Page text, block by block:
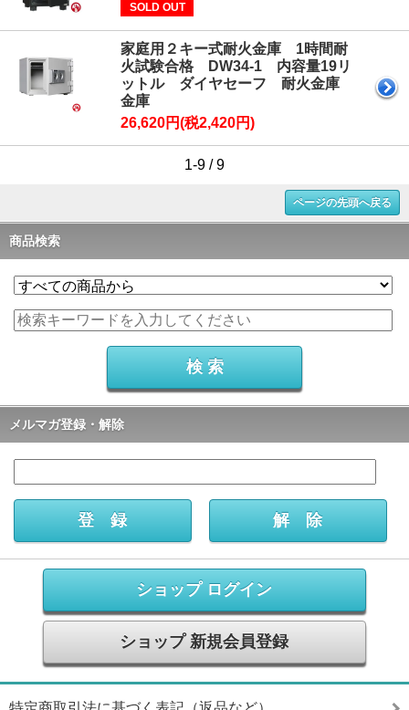
SOLD OUT
家庭用２キー式耐火金庫 1時間耐
火試験合格 DW34-1 内容量19リ
ットル ダイヤセーフ 耐火金庫
金庫
26,620円(税2,420円)
1-9 / 9
ページの先頭へ戻る
商品検索
メルマガ登録・解除
ショップ ログイン
ショップ 新規会員登録